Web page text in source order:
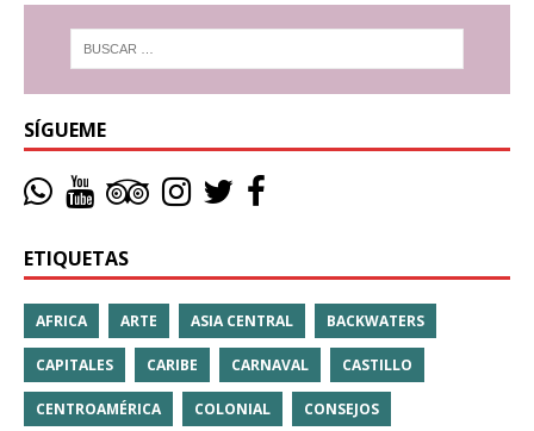
SÍGUEME
ETIQUETAS
AFRICA ARTE ASIA CENTRAL BACKWATERS
CAPITALES CARIBE CARNAVAL CASTILLO
CENTROAMÉRICA COLONIAL CONSEJOS